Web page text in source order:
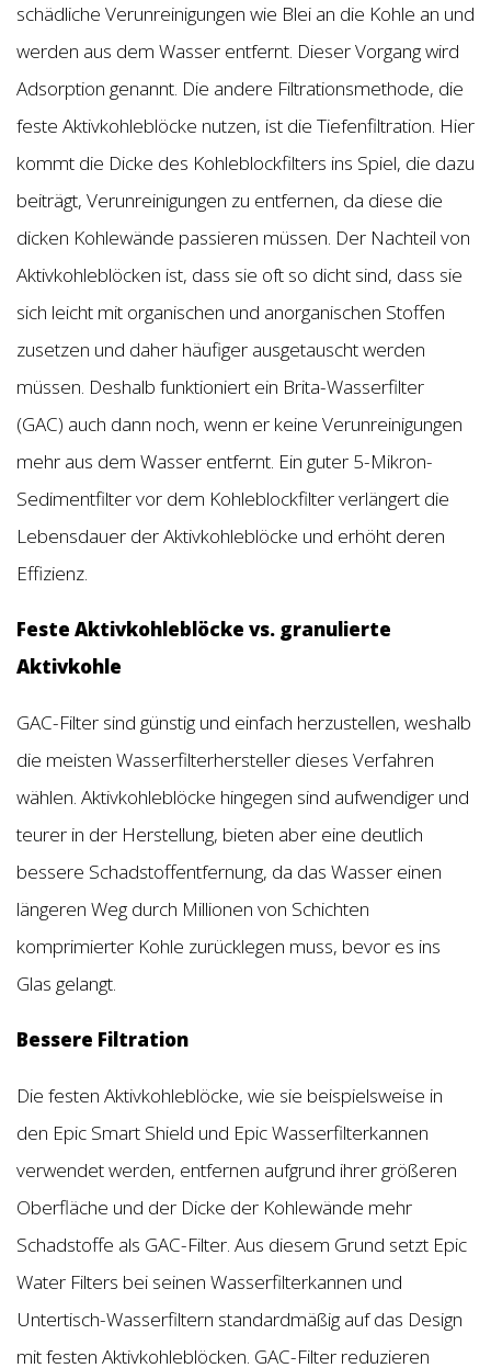
schädliche Verunreinigungen wie Blei an die Kohle an und
werden aus dem Wasser entfernt. Dieser Vorgang wird
Adsorption genannt. Die andere Filtrationsmethode, die
feste Aktivkohleblöcke nutzen, ist die Tiefenfiltration. Hier
kommt die Dicke des Kohleblockfilters ins Spiel, die dazu
beiträgt, Verunreinigungen zu entfernen, da diese die
dicken Kohlewände passieren müssen. Der Nachteil von
Aktivkohleblöcken ist, dass sie oft so dicht sind, dass sie
sich leicht mit organischen und anorganischen Stoffen
zusetzen und daher häufiger ausgetauscht werden
müssen. Deshalb funktioniert ein Brita-Wasserfilter
(GAC) auch dann noch, wenn er keine Verunreinigungen
mehr aus dem Wasser entfernt. Ein guter 5-Mikron-
Sedimentfilter vor dem Kohleblockfilter verlängert die
Lebensdauer der Aktivkohleblöcke und erhöht deren
Effizienz.
Feste Aktivkohleblöcke vs. granulierte
Aktivkohle
GAC-Filter sind günstig und einfach herzustellen, weshalb
die meisten Wasserfilterhersteller dieses Verfahren
wählen. Aktivkohleblöcke hingegen sind aufwendiger und
teurer in der Herstellung, bieten aber eine deutlich
bessere Schadstoffentfernung, da das Wasser einen
längeren Weg durch Millionen von Schichten
komprimierter Kohle zurücklegen muss, bevor es ins
Glas gelangt.
Bessere Filtration
Die festen Aktivkohleblöcke, wie sie beispielsweise in
den Epic Smart Shield und Epic Wasserfilterkannen
verwendet werden, entfernen aufgrund ihrer größeren
Oberfläche und der Dicke der Kohlewände mehr
Schadstoffe als GAC-Filter. Aus diesem Grund setzt Epic
Water Filters bei seinen Wasserfilterkannen und
Untertisch-Wasserfiltern standardmäßig auf das Design
mit festen Aktivkohleblöcken. GAC-Filter reduzieren